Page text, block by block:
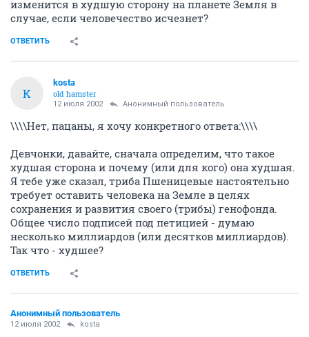
изменится в худшую сторону на планете Земля в
случае, если человечество исчезнет?
ОТВЕТИТЬ
K
kosta
old hamster
12 июля 2002 Анонимный пользователь
\\\\Нет, пацаны, я хочу конкретного ответа:\\\\
Девчонки, давайте, сначала определим, что такое
худшая сторона и почему (или для кого) она худшая.
Я тебе уже сказал, триба Пшеницевые настоятельно
требует оставить человека на Земле в целях
сохранения и развития своего (трибы) генофонда.
Общее число подписей под петицией - думаю
несколько миллиардов (или десятков миллиардов).
Так что - худшее?
ОТВЕТИТЬ
Анонимный пользователь
12 июля 2002 kosta